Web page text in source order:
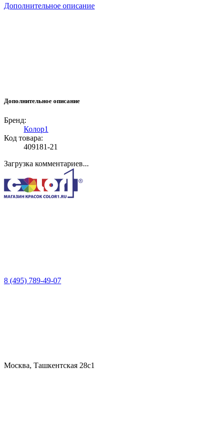
Дополнительное описание
Дополнительное описание
Бренд:
Колор1
Код товара:
409181-21
Загрузка комментариев...
8 (495) 789-49-07
Москва, Ташкентская 28с1